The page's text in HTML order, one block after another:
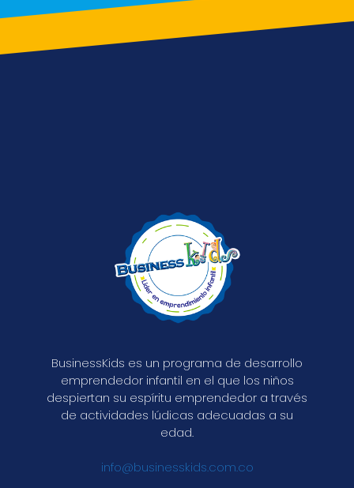
BusinessKids es un programa de desarrollo
emprendedor infantil en el que los niños
despiertan su espíritu emprendedor a través
de actividades lúdicas adecuadas a su
edad.
info@businesskids.com.co